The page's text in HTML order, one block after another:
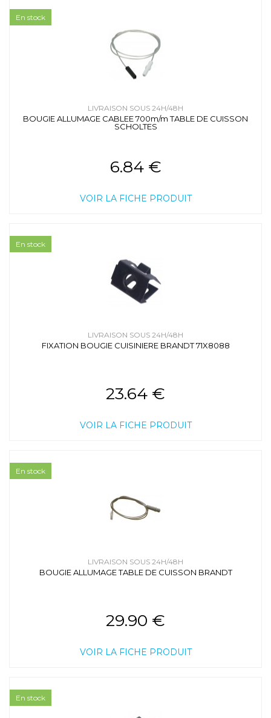
LIVRAISON SOUS 24H/48H
BOUGIE ALLUMAGE CABLEE 700m/m TABLE DE CUISSON
SCHOLTES
6.84 €
VOIR LA FICHE PRODUIT
En stock
LIVRAISON SOUS 24H/48H
FIXATION BOUGIE CUISINIERE BRANDT 71X8088
23.64 €
VOIR LA FICHE PRODUIT
En stock
LIVRAISON SOUS 24H/48H
BOUGIE ALLUMAGE TABLE DE CUISSON BRANDT
29.90 €
VOIR LA FICHE PRODUIT
En stock
En stock